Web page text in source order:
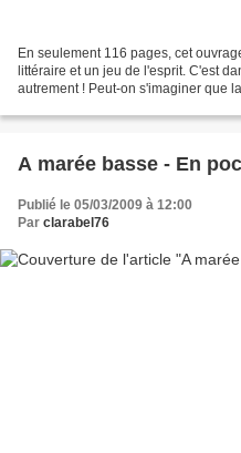
En seulement 116 pages, cet
littéraire et un jeu de l'esprit. C'est
autrement ! Peut-on s'imaginer que
A marée basse - En
Publié le 05/03/2009 à 12:00
Par clarabel76